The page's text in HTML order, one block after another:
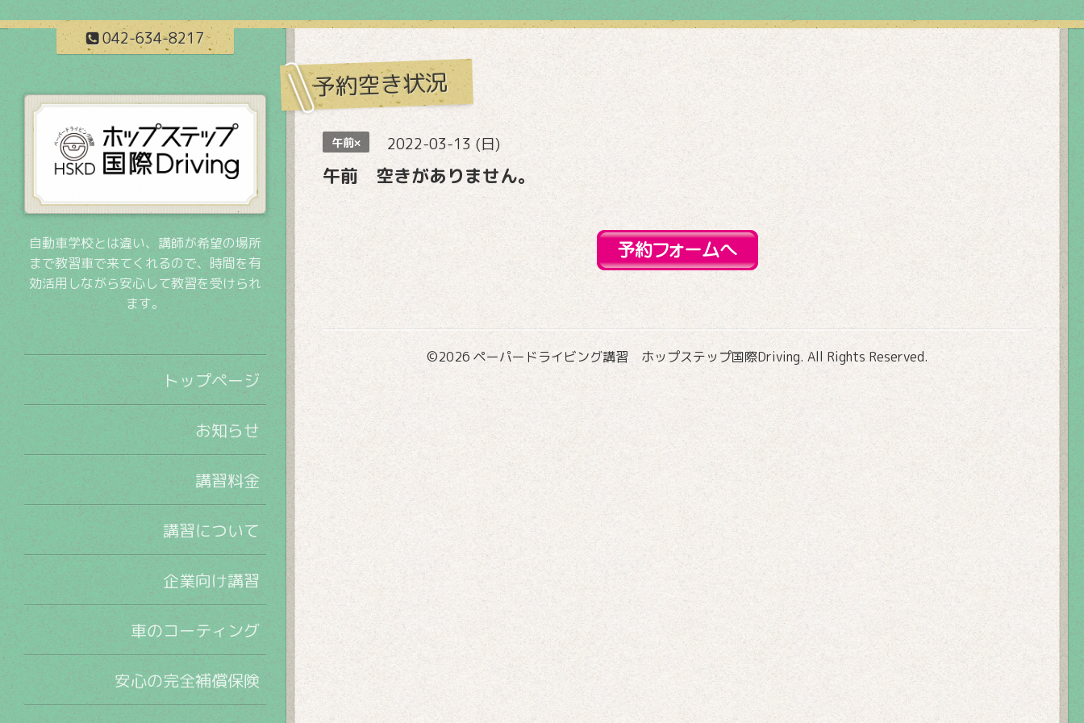
042-634-8217
予約空き状況
午前× 2022-03-13 (日)
午前 空きがありません。
©2026 ペーパードライビング講習 ホップステップ国際Driving. All Rights Reserved.
自動車学校とは違い、講師が希望の場所
まで教習車で来てくれるので、時間を有
効活用しながら安心して教習を受けられ
ます。
トップページ
お知らせ
講習料金
講習について
企業向け講習
車のコーティング
安心の完全補償保険